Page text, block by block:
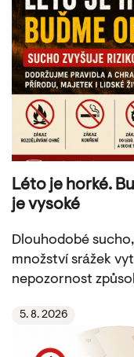
Léto je horké.
je vysoké
Dlouhodobé
množství srážek
nepozornost
5. 8. 2026